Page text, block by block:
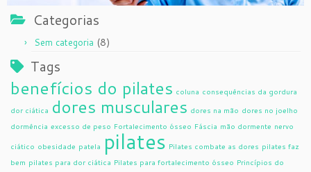
Categorias
Sem categoria (8)
Tags
benefícios do pilates coluna consequências da gordura
dor ciática dores musculares dores na mão dores no joelho
dormência excesso de peso Fortalecimento ósseo Fáscia mão dormente nervo
ciático obesidade patela pilates Pilates combate as dores pilates faz
bem pilates para dor ciática Pilates para fortalecimento ósseo Princípios do